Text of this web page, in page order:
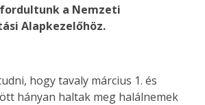
a Nemzeti
Alapkezelőhöz.
hogy tavaly március 1. és
hányan haltak meg halálnemek